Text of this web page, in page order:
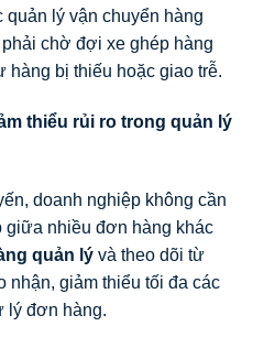
quản lý vận chuyển hàng
chờ đợi xe ghép hàng
hàng bị thiếu hoặc giao trễ.
thiểu rủi ro trong quản lý
doanh nghiệp không cần
giữa nhiều đơn hàng khác
quản lý và theo dõi từ
nhận, giảm thiểu tối đa các
lý đơn hàng.